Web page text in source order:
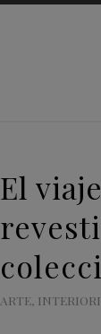
El
ARTE,